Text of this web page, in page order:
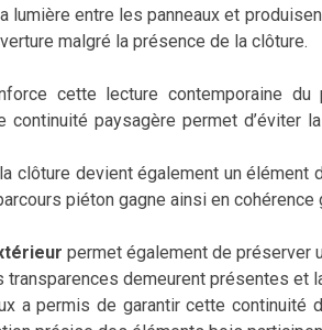
entre les panneaux et
malgré la présence de la clôture.
cette lecture contemporaine
continuité paysagère permet
clôture devient également un
piéton gagne ainsi en
permet également de préserver
demeurent présentes
a permis de garantir cette